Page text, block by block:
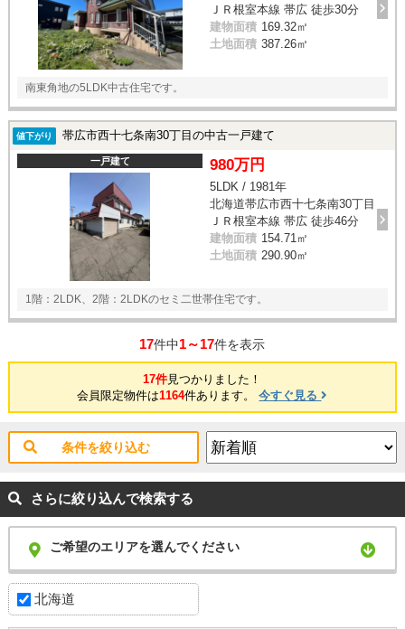
ＪＲ根室本線 帯広 徒歩30分
建物面積 169.32㎡
土地面積 387.26㎡
南東角地の5LDK中古住宅です。
値下がり 帯広市西十七条南30丁目の中古一戸建て
一戸建て 980万円
5LDK / 1981年
北海道帯広市西十七条南30丁目
ＪＲ根室本線 帯広 徒歩46分
建物面積 154.71㎡
土地面積 290.90㎡
1階：2LDK、2階：2LDKのセミ二世帯住宅です。
17件中1～17件を表示
17件見つかりました！
会員限定物件は1164件あります。今すぐ見る
条件を絞り込む
さらに絞り込んで検索する
ご希望のエリアを選んでください
北海道